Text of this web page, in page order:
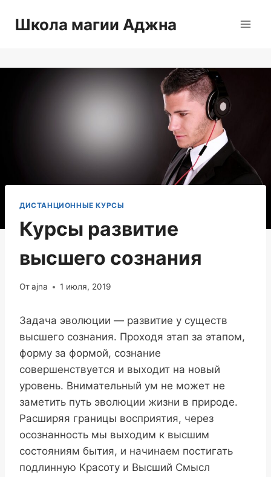
Школа магии Аджна
ДИСТАНЦИОННЫЕ КУРСЫ
Курсы развитие
высшего сознания
Отajna 1 июля, 2019
Задача эволюции — развитие у существ
высшего сознания. Проходя этап за этапом,
форму за формой, сознание
совершенствуется и выходит на новый
уровень. Внимательный ум не может не
заметить путь эволюции жизни в природе.
Расширяя границы восприятия, через
осознанность мы выходим к высшим
состояниям бытия, и начинаем постигать
подлинную Красоту и Высший Смысл